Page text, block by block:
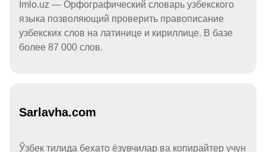
Imlo.uz — Орфографический словарь узбекского
языка позволяющий проверить правописание
узбекских слов на латинице и кириллице. В базе
более 87 000 слов.
Sarlavha.com
Ўзбек тилида бехато ёзувчилар ва копирайтер учун